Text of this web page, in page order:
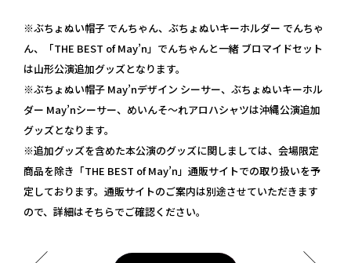
※ぶちょぬい帽子 でんちゃん、ぶちょぬいキーホルダー でんちゃ
ん、「THE BEST of May’n」でんちゃんと一緒 ブロマイドセット
は山形公演追加グッズとなります。
※ぶちょぬい帽子 May’nデザイン シーサー、ぶちょぬいキーホル
ダー May’nシーサー、めいんそ〜れアロハシャツは沖縄公演追加
グッズとなります。
※追加グッズを含めた本公演のグッズに関しましては、会場限定
商品を除き「THE BEST of May’n」通販サイトでの取り扱いを予
定しております。通販サイトのご案内は別途させていただきます
ので、詳細はそちらでご確認ください。